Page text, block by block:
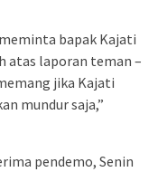
bapak Kajati
atas laporan teman –
jika Kajati
mundur saja,”
pendemo, Senin